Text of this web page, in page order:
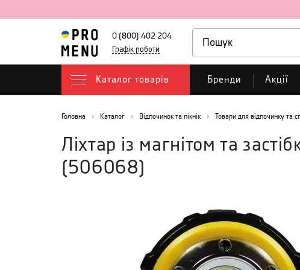
0 (800) 402 204
Графік роботи
Каталог товарів Бренди Акції
Головна Каталог Відпочинок та пікнік Товари для відпочинку та
Ліхтар із магнітом та
( 506068)